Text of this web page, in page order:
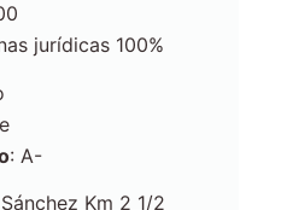
jurídicas 100%
: A-
Km 2 1/2